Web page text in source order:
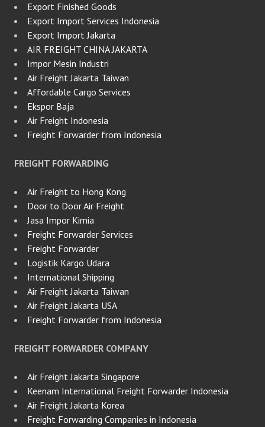
Export Finished Goods
Export Import Services Indonesia
Export Import Jakarta
AIR FREIGHT CHINA JAKARTA
Impor Mesin Industri
Air Freight Jakarta Taiwan
Affordable Cargo Services
Ekspor Baja
Air Freight Indonesia
Freight Forwarder from Indonesia
FREIGHT FORWARDING
Air Freight to Hong Kong
Door to Door Air Freight
Jasa Impor Kimia
Freight Forwarder Services
Freight Forwarder
Logistik Kargo Udara
International Shipping
Air Freight Jakarta Taiwan
Air Freight Jakarta USA
Freight Forwarder from Indonesia
FREIGHT FORWARDER COMPANY
Air Freight Jakarta Singapore
Keenam International Freight Forwarder Indonesia
Air Freight Jakarta Korea
Freight Forwarding Companies in Indonesia